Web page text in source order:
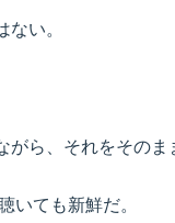
い。
ら、それをそのま
いても新鮮だ。